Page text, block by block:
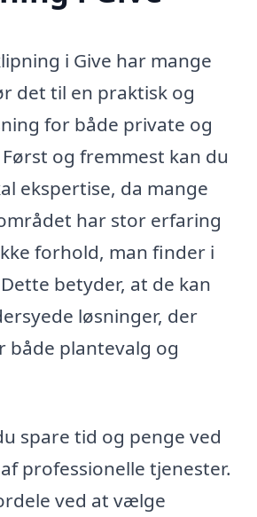
i Give har mange
det til en praktisk og
for både private og
og fremmest kan du
ekspertise, da mange
har stor erfaring
forhold, man finder i
betyder, at de kan
løsninger, der
både plantevalg og
spare tid og penge ved
professionelle tjenester.
ved at vælge